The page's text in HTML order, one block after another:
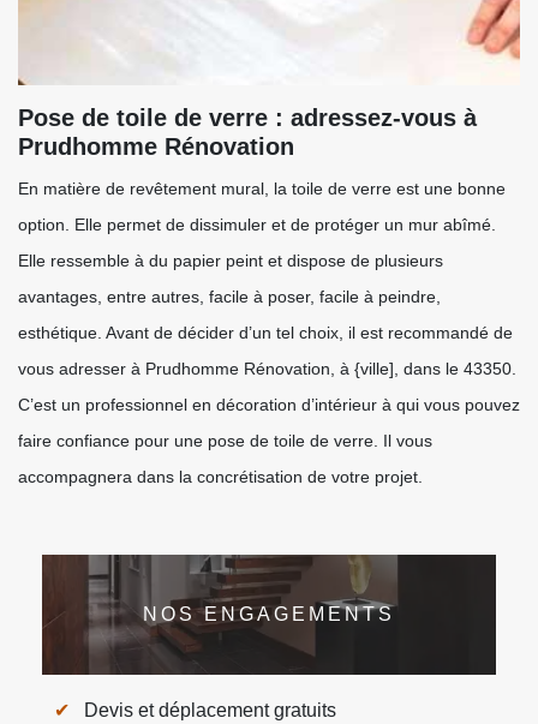
Pose de toile de verre : adressez-vous à
Prudhomme Rénovation
En matière de revêtement mural, la toile de verre est une bonne
option. Elle permet de dissimuler et de protéger un mur abîmé.
Elle ressemble à du papier peint et dispose de plusieurs
avantages, entre autres, facile à poser, facile à peindre,
esthétique. Avant de décider d’un tel choix, il est recommandé de
vous adresser à Prudhomme Rénovation, à {ville], dans le 43350.
C’est un professionnel en décoration d’intérieur à qui vous pouvez
faire confiance pour une pose de toile de verre. Il vous
accompagnera dans la concrétisation de votre projet.
NOS ENGAGEMENTS
Devis et déplacement gratuits